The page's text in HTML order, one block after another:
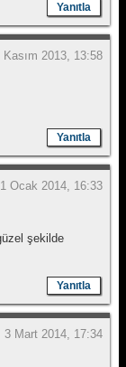
Yanıtla
Kasım 2013, 13:58
Yanıtla
1 Ocak 2014, 16:33
şekilde
Yanıtla
3 Mart 2014, 17:34